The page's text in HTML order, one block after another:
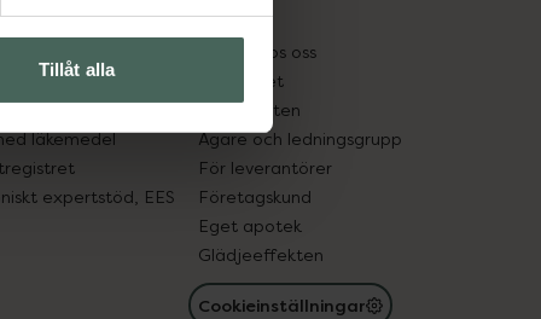
Tillåt alla
in gammal medicin
läkemedel
expertstöd, EES
Pressrum
Jobba hos oss
Hållbarhet
Samarbeten
Ägare och ledningsgrupp
För leverantörer
Företagskund
Eget apotek
Glädjeeffekten
Cookieinställningar